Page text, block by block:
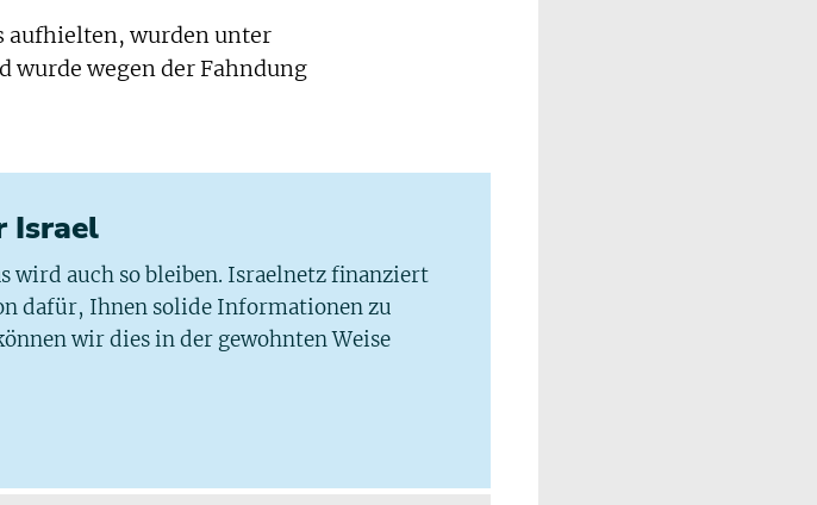
aufhielten, wurden unter
wurde wegen der Fahndung
Israel
wird auch so bleiben. Israelnetz finanziert
dafür, Ihnen solide Informationen zu
wir dies in der gewohnten Weise